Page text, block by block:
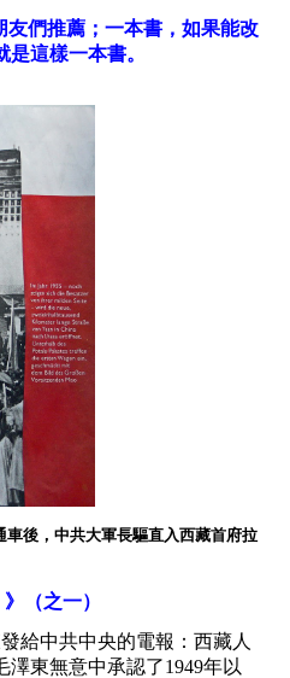
們推薦；一本書，如果能改
這樣一本書。
後，中共大軍長驅直入西藏首府拉
（之一）
給中共中央的電報：西藏人
東無意中承認了1949年以